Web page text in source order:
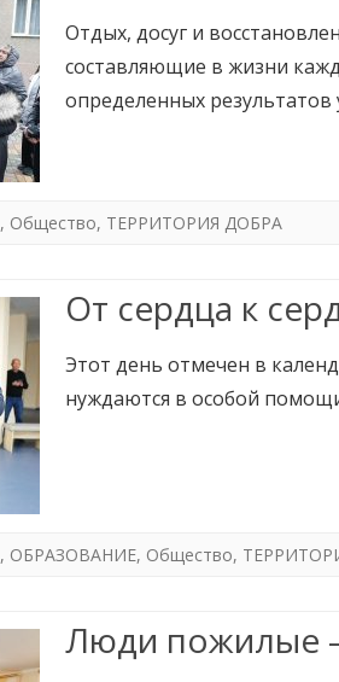
Отдых, досуг и
составляющие в жизни
определенных результатов
, Общество, ТЕРРИТОРИЯ ДОБРА
От сердца к
Этот день отмечен в
нуждаются в особой
, ОБРАЗОВАНИЕ, Общество,
Люди пожилые